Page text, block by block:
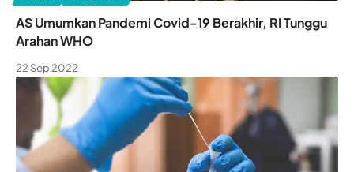
AS Umumkan Pandemi Covid-19 Berakhir, RI Tunggu
Arahan WHO
22 Sep 2022